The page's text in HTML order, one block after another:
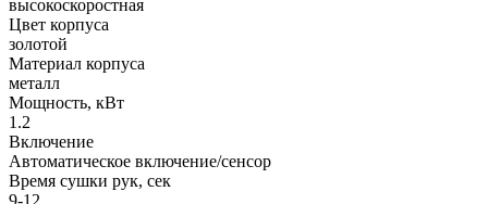
высокоскоростная
Цвет корпуса
золотой
Материал корпуса
металл
Мощность, кВт
1.2
Включение
Автоматическое включение/сенсор
Время сушки рук, сек